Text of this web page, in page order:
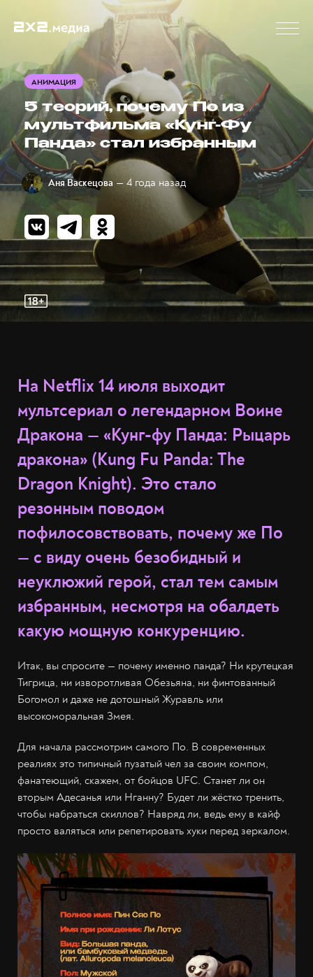
АНИМАЦИЯ
5 теорий, почему По из
мультфильма «Кунг-Фу
Панда» стал избранным
Аня Васкецова — 4 года назад
На Netflix 14 июля выходит
мультсериал о легендарном Воине
Дракона — «Кунг-фу Панда: Рыцарь
дракона» (Kung Fu Panda: The
Dragon Knight). Это стало
резонным поводом
пофилосовствовать, почему же По
— с виду очень безобидный и
неуклюжий герой, стал тем самым
избранным, несмотря на обалдеть
какую мощную конкуренцию.
Итак, вы спросите — почему именно панда? Ни крутецкая
Тигрица, ни изворотливая Обезьяна, ни финтованный
Богомол и даже не дотошный Журавль или
высокоморальная Змея.
Для начала рассмотрим самого По. В современных
реалиях это типичный пузатый чел за своим компом,
фанатеющий, скажем, от бойцов UFC. Станет ли он
вторым Адесанья или Нганну? Будет ли жёстко тренить,
чтобы набраться скиллов? Навряд ли, ведь ему в кайф
просто валяться или репетировать хуки перед зеркалом.